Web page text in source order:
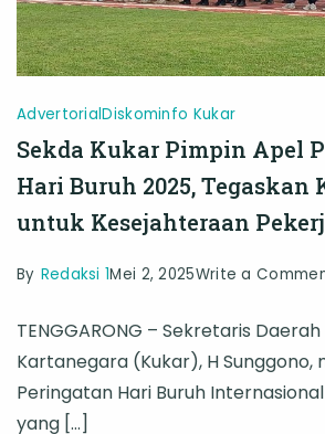
AdvertorialDiskominfo Kukar
Sekda Kukar Pimpin Apel
Hari Buruh 2025, Tegaskan
untuk Kesejahteraan
By Redaksi 1Mei 2, 2025Write a
TENGGARONG – Sekretaris
Kartanegara (Kukar), H Sunggono,
Peringatan Hari Buruh
yang […]